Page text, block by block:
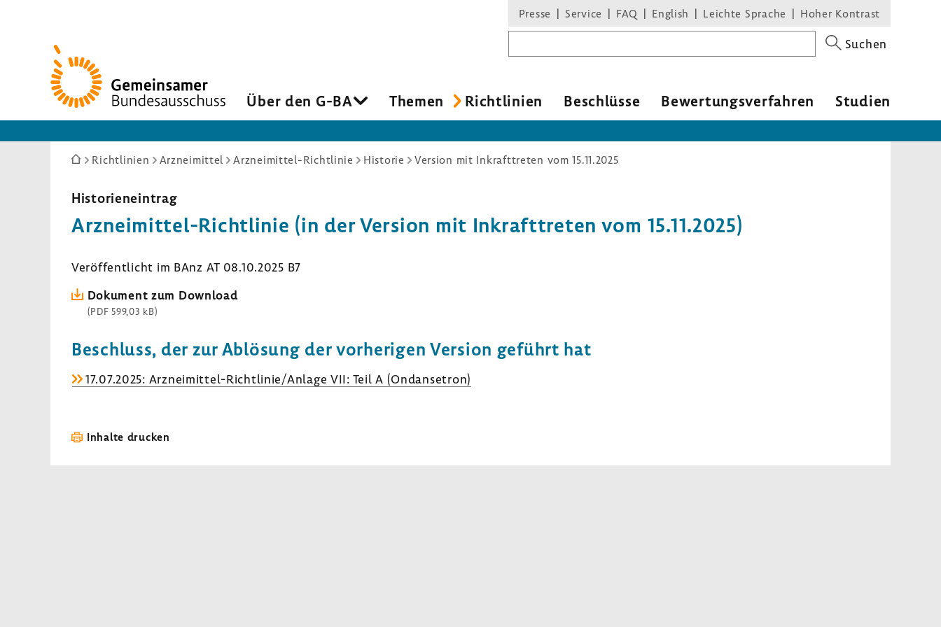
Zur
Startseite
Presse Service FAQ English Leichte Sprache Hoher Kontrast
Suchen
Über den G-BA Themen Richt­li­nien Beschlüsse Bewer­tungs­ver­fahren Studien
Sie
hier:
Richtlinien Arzneimittel Arzneimittel-Richtlinie Historie Version mit Inkrafttreten vom 15.11.2025
Histo­ri­en­ein­trag
Arzneimittel-​Richtlinie (in der Version mit Inkraft­treten vom 15.11.2025)
Veröf­fent­licht im BAnz AT 08.10.2025 B7
Doku­ment zum Down­load
(PDF 599,03 kB)
Beschluss, der zur Ablö­sung der vorhe­rigen Version geführt hat
17.07.2025: Arzneimittel-​Richtlinie/Anlage VII: Teil A (Ondan­se­tron)
Inhalte drucken